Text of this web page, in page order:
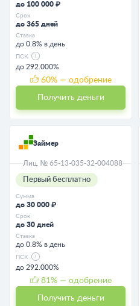
до 100 000 ₽
Срок
до 365 дней
Ставка
до 0.8% в день
ПСК
до 292.000%
60% — одобрение
Получить деньги
Займер
Лиц. № 65-13-035-32-004088
Первый бесплатно
Сумма
до 30 000 ₽
Срок
до 30 дней
Ставка
до 0.8% в день
ПСК
до 292.000%
81 % — одобрение
Получить деньги